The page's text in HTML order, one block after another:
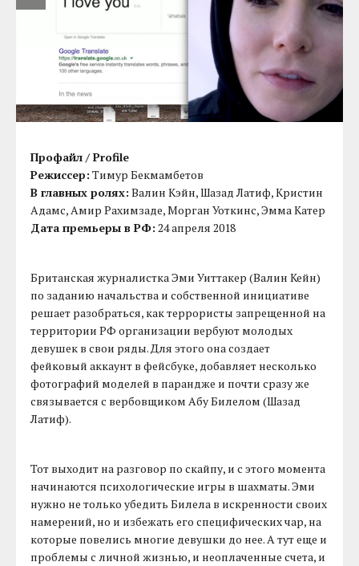
Профайл / Profile
Режиссер: Тимур Бекмамбетов
В главных ролях: Валин Кэйн, Шазад Латиф, Кристин
Адамс, Амир Рахимзаде, Морган Уоткинс, Эмма Катер
Дата премьеры в РФ: 24 апреля 2018
Британская журналистка Эми Уиттакер (Валин Кейн)
по заданию начальства и собственной инициативе
решает разобраться, как террористы запрещенной на
территории РФ организации вербуют молодых
девушек в свои ряды. Для этого она создает
фейковый аккаунт в фейсбуке, добавляет несколько
фотографий моделей в парандже и почти сразу же
связывается с вербовщиком Абу Билелом (Шазад
Латиф).
Тот выходит на разговор по скайпу, и с этого момента
начинаются психологические игры в шахматы. Эми
нужно не только убедить Билела в искренности своих
намерений, но и избежать его специфических чар, на
которые повелись многие девушки до нее. А тут еще и
проблемы с личной жизнью, и неоплаченные счета, и